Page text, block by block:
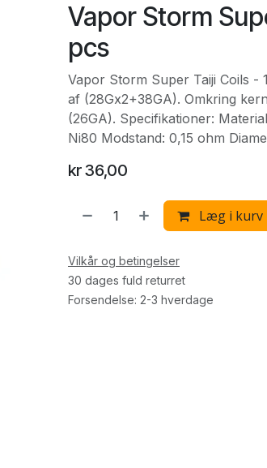
Vapor Storm
pcs
Vapor Storm Super Taiji Coils -
af (28Gx2+38GA). Omkring
(26GA). Specifikationer:
Ni80 Modstand: 0,15 ohm
kr36,00
Læg i kurv
Vilkår og betingelser
30 dages fuld returret
Forsendelse: 2-3 hverdage